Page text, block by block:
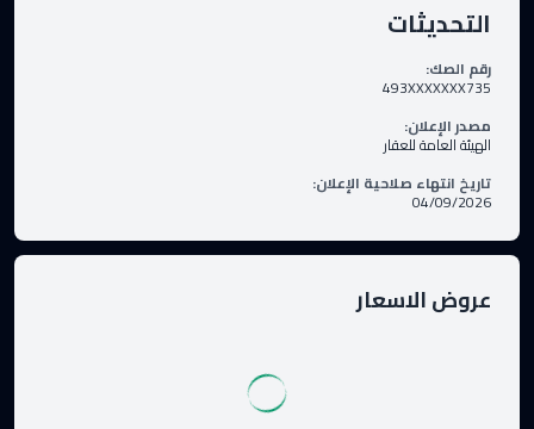
التحديثات
رقم الصك:
493XXXXXXX735
مصدر الإعلان:
الهيئة العامة للعقار
تاريخ انتهاء صلاحية الإعلان:
04/09/2026
عروض الاسعار